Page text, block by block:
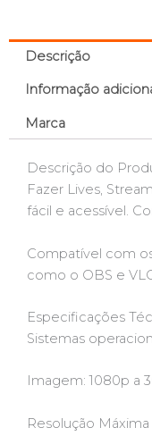
Descrição
Informação
Marca
Descrição do
Fazer Lives,
fácil e acessível.
Compatível com
como o OBS e
Especificações
Sistemas
Imagem: 1080p a
Resolução